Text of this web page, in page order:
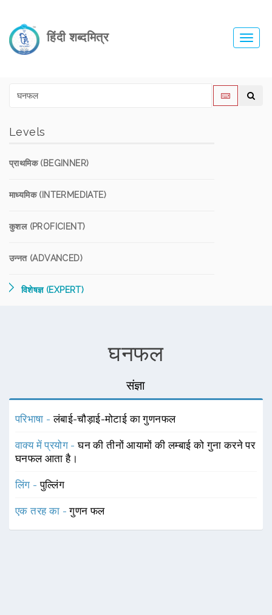
हिंदी शब्दमित्र
Levels
प्राथमिक (BEGINNER)
माध्यमिक (INTERMEDIATE)
कुशल (PROFICIENT)
उन्नत (ADVANCED)
विशेषज्ञ (EXPERT)
घनफल
संज्ञा
परिभाषा -लंबाई-चौड़ाई-मोटाई का गुणनफल
वाक्य में प्रयोग -घन की तीनों आयामों की लम्बाई को गुना करने पर
घनफल आता है।
लिंग -पुल्लिंग
एक तरह का -गुणन फल